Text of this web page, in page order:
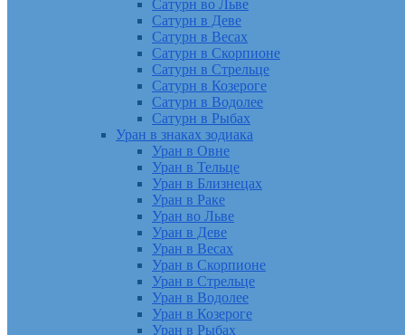
Сатурн во Льве
Сатурн в Деве
Сатурн в Весах
Сатурн в Скорпионе
Сатурн в Стрельце
Сатурн в Козероге
Сатурн в Водолее
Сатурн в Рыбах
Уран в знаках зодиака
Уран в Овне
Уран в Тельце
Уран в Близнецах
Уран в Раке
Уран во Льве
Уран в Деве
Уран в Весах
Уран в Скорпионе
Уран в Стрельце
Уран в Водолее
Уран в Козероге
Уран в Рыбах